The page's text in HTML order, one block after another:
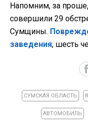
Напомним, за
совершили 29
Сумщины.
заведения, шесть
СУМСКАЯ ОБЛАСТЬ
АВТОМОБИЛЬ